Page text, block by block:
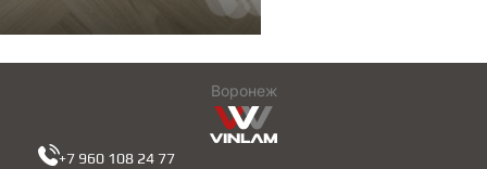
Воронеж
+7 960 108 24 77